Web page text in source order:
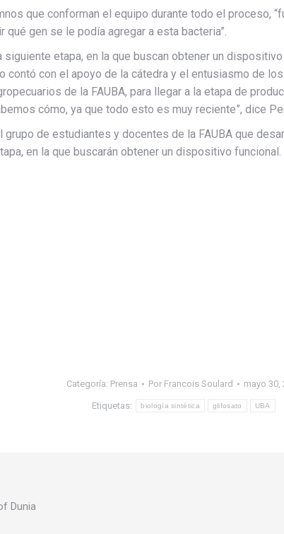
que conforman el equipo durante todo el proceso,
gen se le podía agregar a esta bacteria”.
siguiente etapa, en la que buscan obtener un
con el apoyo de la cátedra y el entusiasmo de
de la FAUBA, para llegar a la etapa de
cómo, ya que todo esto es muy reciente”, dice
grupo de estudiantes y docentes de la FAUBA que
en la que buscarán obtener un dispositivo funcional.
Categoría: Prensa Por Francois Soulard mayo 30,
Etiquetas: biología sintética glifosato UBA
Dunia